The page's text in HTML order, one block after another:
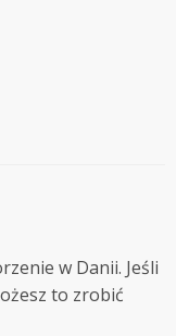
w Danii. Jeśli
to zrobić